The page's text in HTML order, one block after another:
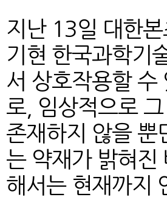
지난 13일 대한본
기현 한국과학기
서 상호작용할 수
로, 임상적으로
존재하지 않을 뿐
는 약재가 밝혀진
해서는 현재까지